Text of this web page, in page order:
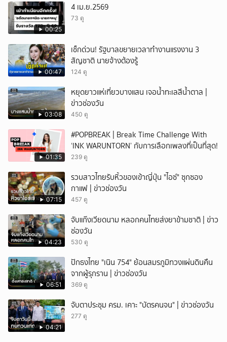
00:25
4 เม.ย.2569
73 ดู
00:47
เช็กด่วน! รัฐบาลขยายเวลาทำงานแรงงาน 3
สัญชาติ นายจ้างต้องรู้
124 ดู
03:08
หยุดยาวแห่เที่ยวบางแสน เจอน้ำทะเลสีน้ำตาล |
ข่าวช่องวัน
450 ดู
01:35
#POPBREAK | Break Time Challenge With
‘INK WARUNTORN’ กับการเลือกเพลงที่เป็นที่สุด!
239 ดู
07:15
รวบสาวไทยรับหิ้วของเข้าญี่ปุ่น "ไอซ์" ซุกซอง
กาแฟ | ข่าวช่องวัน
457 ดู
04:23
จับแก๊งเวียดนาม หลอกคนไทยส่งยาข้ามชาติ | ข่าว
ช่องวัน
530 ดู
06:51
ปักธงไทย "เนิน 754" ย้อนสมรภูมิทวงแผ่นดินคืน
จากผู้รุกราน | ข่าวช่องวัน
369 ดู
04:21
จับตาประชุม ครม. เคาะ "บัตรคนจน" | ข่าวช่องวัน
277 ดู